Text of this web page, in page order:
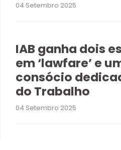
04 Setembro 2025
IAB ganha dois
em ‘lawfare’ e
consócio
do Trabalho
04 Setembro 2025